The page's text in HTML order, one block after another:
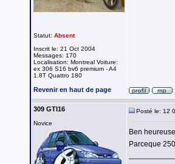
Statut: Absent
Inscrit le: 21 Oct 2004
Messages: 170
Localisation: Montreal Voiture:
ex 306 S16 bv6 premium - A4
1.8T Quattro 180
Revenir en haut de page
309 GTI16
Novice
Posté le: 12
Ben
Parceque